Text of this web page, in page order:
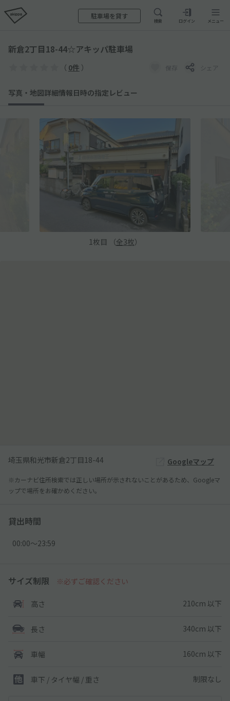
駐車場を貸す
検索 ログイン メニュー
新倉2丁目18-44☆アキッパ駐車場
（ 0件 ） 保存 シェア
写真・地図詳細情報日時の指定 レビュー
1 枚目 （全3枚）
埼玉県和光市新倉2丁目18-44 Googleマップ
※カーナビ住所検索では正しい場所が示されないことがあるため、Googleマ
ップで場所をお確かめください。
貸出時間
00:00〜23:59
サイズ制限 ※必ずご確認ください
高さ 210cm 以下
長さ 340cm 以下
車幅 160cm 以下
車下 / タイヤ幅 / 重さ 制限なし